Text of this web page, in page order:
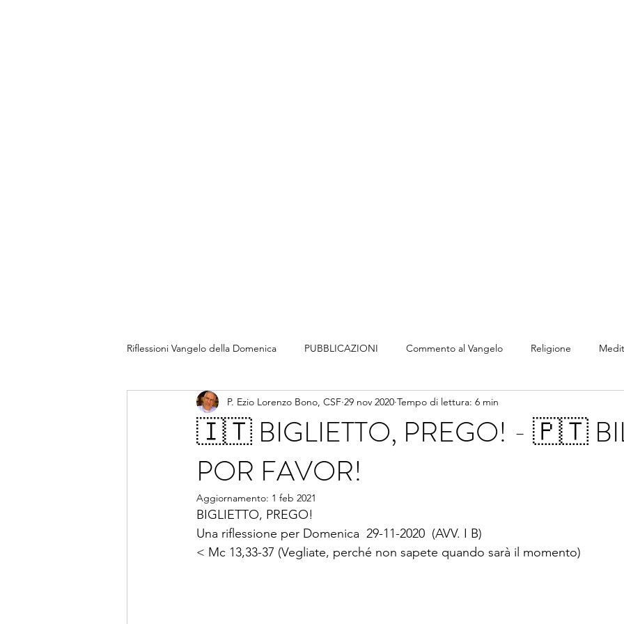
Riflessioni Vangelo della Domenica PUBBLICAZIONI Commento al Vangelo Religione
🇮🇹 BIGLIETTO, PREGO! - 🇵🇹
POR FAVOR!
P. Ezio Lorenzo Bono, CSF 29 nov 2020 Tempo di lettura: 6 min
Aggiornamento: 1 feb 2021
BIGLIETTO, PREGO!
Una riflessione per Domenica  29-11-2020  (AVV. I B)
< Mc 13,33-37 (Vegliate, perché non sapete quando sarà il momento)